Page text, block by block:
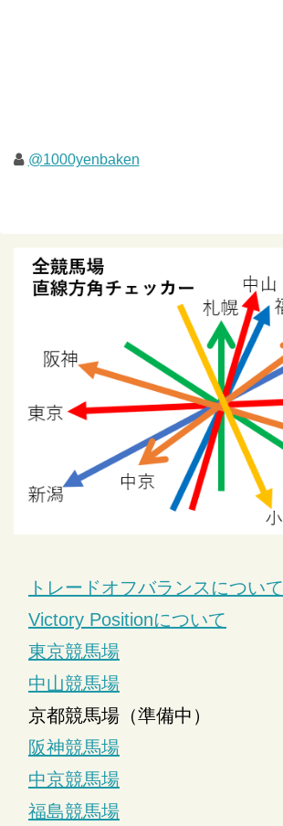
@1000yenbaken
トレードオフバランスについて
Victory Positionについて
東京競馬場
中山競馬場
京都競馬場（準備中）
阪神競馬場
中京競馬場
福島競馬場